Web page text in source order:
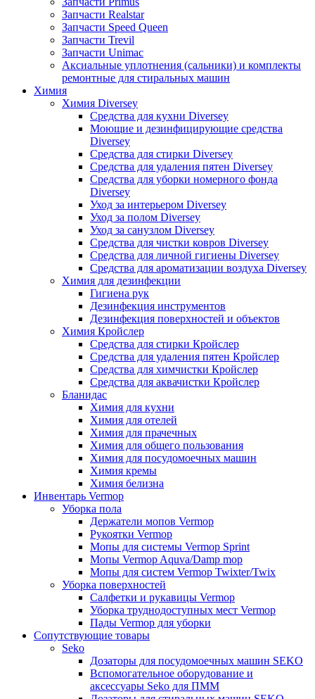
Запчасти Realstar
Запчасти Speed Queen
Запчасти Trevil
Запчасти Unimac
Аксиальные уплотнения (сальники) и комплекты
ремонтные для стиральных машин
Химия
Химия Diversey
Средства для кухни Diversey
Моющие и дезинфицирующие средства
Diversey
Средства для стирки Diversey
Средства для удаления пятен Diversey
Средства для уборки номерного фонда
Diversey
Уход за интерьером Diversey
Уход за полом Diversey
Уход за санузлом Diversey
Средства для чистки ковров Diversey
Средства для личной гигиены Diversey
Средства для ароматизации воздуха Diversey
Химия для дезинфекции
Гигиена рук
Дезинфекция инструментов
Дезинфекция поверхностей и объектов
Химия Кройслер
Средства для стирки Кройслер
Средства для удаления пятен Кройслер
Средства для химчистки Кройслер
Средства для аквачистки Кройслер
Бланидас
Химия для кухни
Химия для отелей
Химия для прачечных
Химия для общего пользования
Химия для посудомоечных машин
Химия кремы
Химия белизна
Инвентарь Vermop
Уборка пола
Держатели мопов Vermop
Рукоятки Vermop
Мопы для системы Vermop Sprint
Мопы Vermop Aquva/Damp mop
Мопы для систем Vermop Twixter/Twix
Уборка поверхностей
Салфетки и рукавицы Vermop
Уборка труднодоступных мест Vermop
Пады Vermop для уборки
Сопутствующие товары
Seko
Дозаторы для посудомоечных машин SEKO
Вспомогательное оборудование и
аксессуары Seko для ПММ